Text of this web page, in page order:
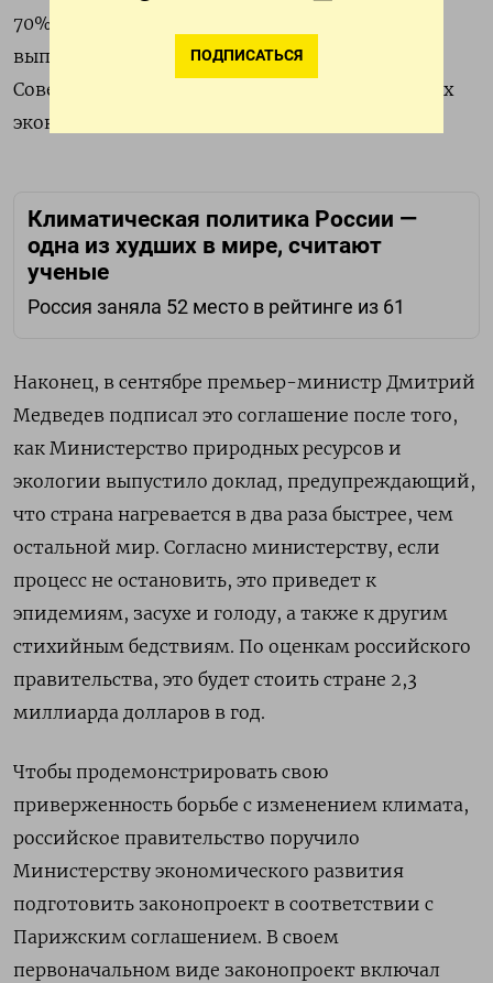
ПОДПИСАТЬСЯ
70% был выбран 1990 год, то Россия уже
выполнила свои требования, ибо распад
Советского Союза вызвал один из крупнейших
экономических спадов в новейшей истории.
Климатическая политика России —
одна из худших в мире, считают
ученые
Россия заняла 52 место в рейтинге из 61
Наконец, в сентябре премьер-министр Дмитрий
Медведев подписал это соглашение после того,
как Министерство природных ресурсов и
экологии выпустило доклад, предупреждающий,
что страна нагревается в два раза быстрее, чем
остальной мир. Согласно министерству, если
процесс не остановить, это приведет к
эпидемиям, засухе и голоду, а также к другим
стихийным бедствиям. По оценкам российского
правительства, это будет стоить стране 2,3
миллиарда долларов в год.
Чтобы продемонстрировать свою
приверженность борьбе с изменением климата,
российское правительство поручило
Министерству экономического развития
подготовить законопроект в соответствии с
Парижским соглашением. В своем
первоначальном виде законопроект включал